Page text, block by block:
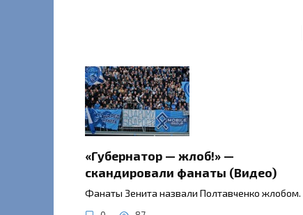
«Губернатор — жлоб!» —
скандировали фанаты (Видео)
Фанаты Зенита назвали Полтавченко жлобом.